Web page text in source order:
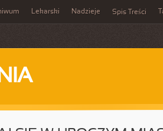
Lekarski Nadzieje Spis Treści